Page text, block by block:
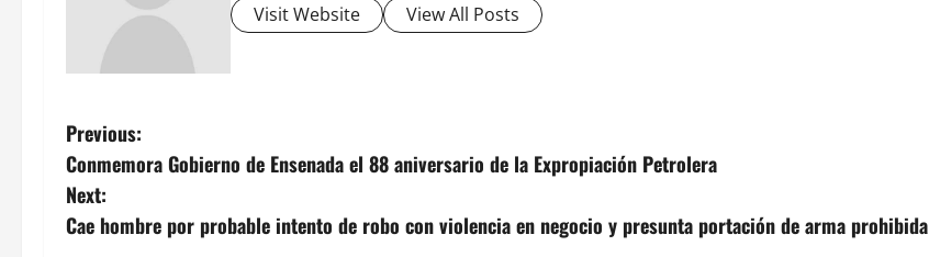
Visit Website View All Posts
P
o
s
Previous:
Conmemora Gobierno de Ensenada el 88 aniversario de la Expropiación Petrolera
Next:
Cae hombre por probable intento de robo con violencia en negocio y presunta portación de arma prohibida